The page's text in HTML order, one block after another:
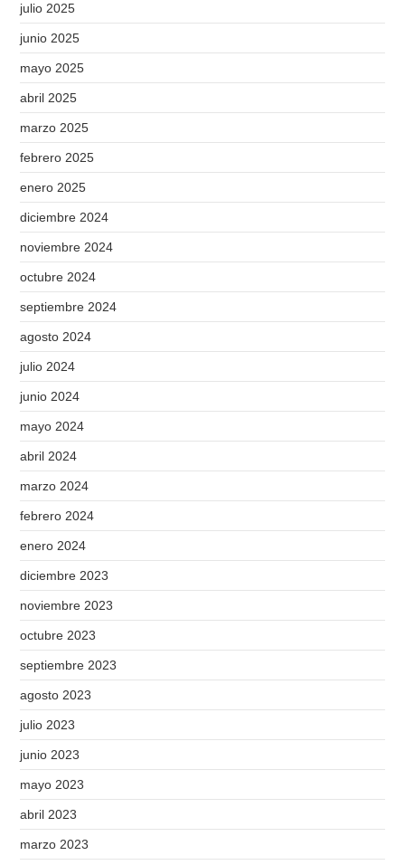
julio 2025
junio 2025
mayo 2025
abril 2025
marzo 2025
febrero 2025
enero 2025
diciembre 2024
noviembre 2024
octubre 2024
septiembre 2024
agosto 2024
julio 2024
junio 2024
mayo 2024
abril 2024
marzo 2024
febrero 2024
enero 2024
diciembre 2023
noviembre 2023
octubre 2023
septiembre 2023
agosto 2023
julio 2023
junio 2023
mayo 2023
abril 2023
marzo 2023